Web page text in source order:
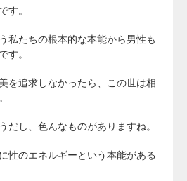
す。
私たちの根本的な本能から男性も
す。
を追求しなかったら、この世は相
だし、色んなものがありますね。
性のエネルギーという本能がある